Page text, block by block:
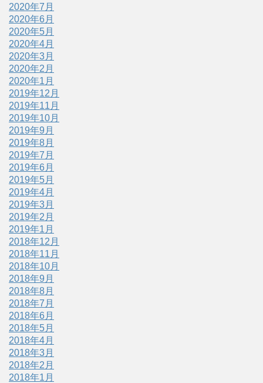
2020年7月
2020年6月
2020年5月
2020年4月
2020年3月
2020年2月
2020年1月
2019年12月
2019年11月
2019年10月
2019年9月
2019年8月
2019年7月
2019年6月
2019年5月
2019年4月
2019年3月
2019年2月
2019年1月
2018年12月
2018年11月
2018年10月
2018年9月
2018年8月
2018年7月
2018年6月
2018年5月
2018年4月
2018年3月
2018年2月
2018年1月